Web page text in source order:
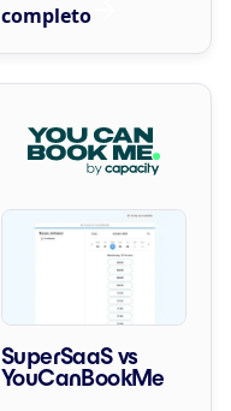
completo
SuperSaaS vs
YouCanBookMe